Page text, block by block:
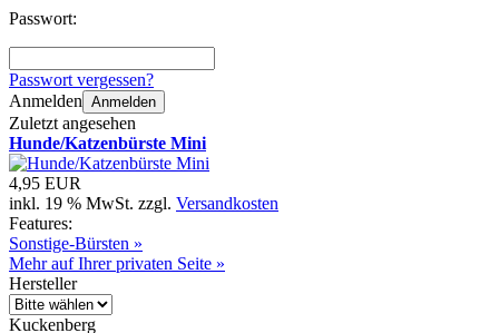
Passwort:
Passwort vergessen?
Anmelden Anmelden
Zuletzt angesehen
Hunde/Katzenbürste Mini
4,95 EUR
inkl. 19 % MwSt. zzgl. Versandkosten
Features:
Sonstige-Bürsten »
Mehr auf Ihrer privaten Seite »
Hersteller
Kuckenberg